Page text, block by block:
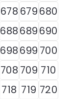
678 679680
688689690
698699 700
708 709 710
718 719 720